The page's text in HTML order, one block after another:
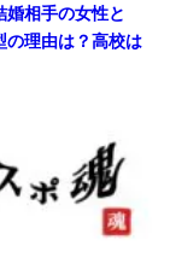
婚相手の女性と
の理由は？高校は